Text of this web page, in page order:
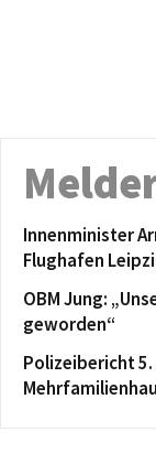
Innenminister
Flughafen
OBM Jung:
geworden“
Polizeibericht